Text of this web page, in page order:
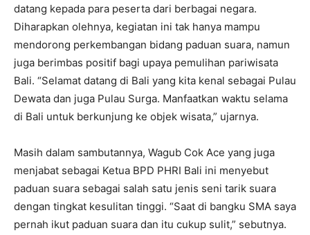
datang kepada para peserta dari berbagai negara.
Diharapkan olehnya, kegiatan ini tak hanya mampu
mendorong perkembangan bidang paduan suara, namun
juga berimbas positif bagi upaya pemulihan pariwisata
Bali. “Selamat datang di Bali yang kita kenal sebagai Pulau
Dewata dan juga Pulau Surga. Manfaatkan waktu selama
di Bali untuk berkunjung ke objek wisata,” ujarnya.
Masih dalam sambutannya, Wagub Cok Ace yang juga
menjabat sebagai Ketua BPD PHRI Bali ini menyebut
paduan suara sebagai salah satu jenis seni tarik suara
dengan tingkat kesulitan tinggi. “Saat di bangku SMA saya
pernah ikut paduan suara dan itu cukup sulit,” sebutnya.